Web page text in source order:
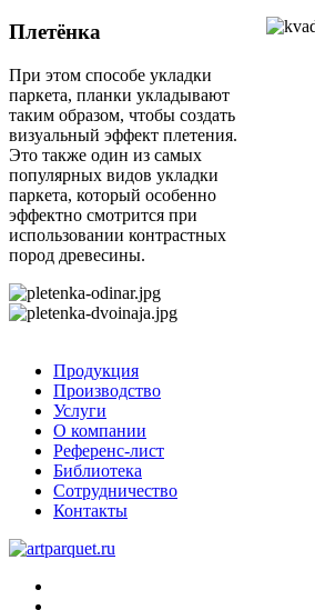
Плетёнка
При этом способе укладки
паркета, планки укладывают
таким образом, чтобы создать
визуальный эффект плетения.
Это также один из самых
популярных видов укладки
паркета, который особенно
эффектно смотрится при
использовании контрастных
пород древесины.
Продукция
Производство
Услуги
О компании
Референс-лист
Библиотека
Сотрудничество
Контакты